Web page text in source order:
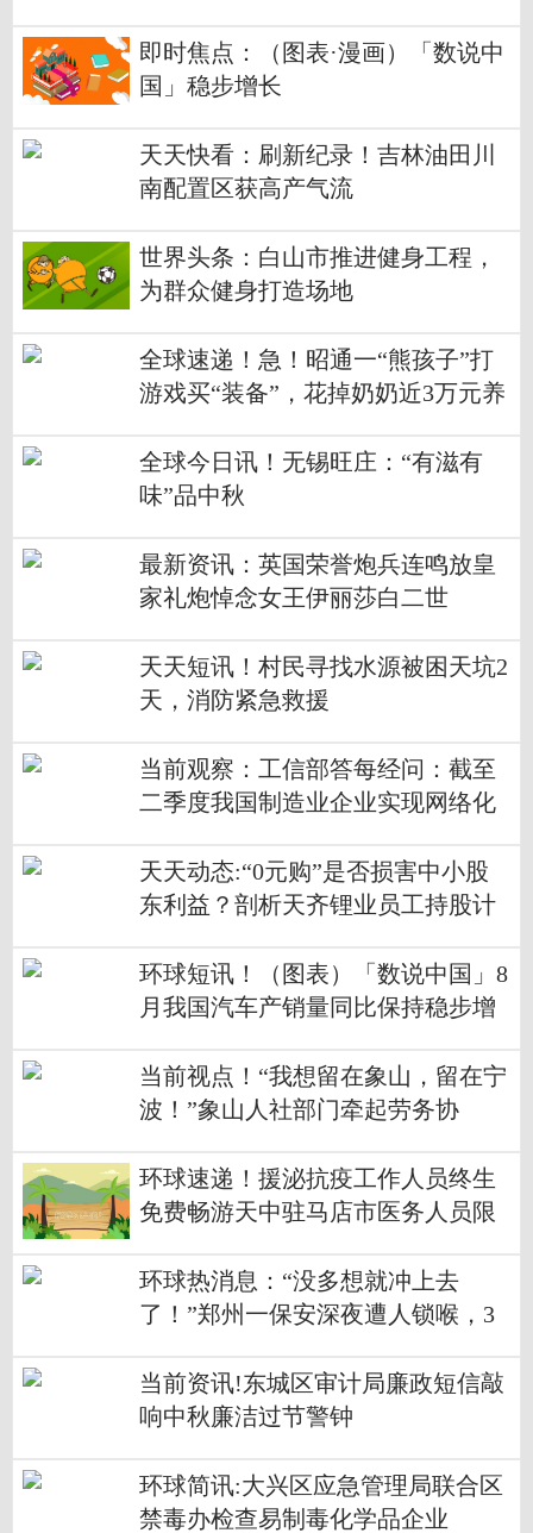
即时焦点：（图表·漫画）「数说中
国」稳步增长
天天快看：刷新纪录！吉林油田川
南配置区获高产气流
世界头条：白山市推进健身工程，
为群众健身打造场地
全球速递！急！昭通一“熊孩子”打
游戏买“装备”，花掉奶奶近3万元养
全球今日讯！无锡旺庄：“有滋有
味”品中秋
最新资讯：英国荣誉炮兵连鸣放皇
家礼炮悼念女王伊丽莎白二世
天天短讯！村民寻找水源被困天坑2
天，消防紧急救援
当前观察：工信部答每经问：截至
二季度我国制造业企业实现网络化
天天动态:“0元购”是否损害中小股
东利益？剖析天齐锂业员工持股计
环球短讯！（图表）「数说中国」8
月我国汽车产销量同比保持稳步增
当前视点！“我想留在象山，留在宁
波！”象山人社部门牵起劳务协
环球速递！援泌抗疫工作人员终生
免费畅游天中驻马店市医务人员限
环球热消息：“没多想就冲上去
了！”郑州一保安深夜遭人锁喉，3
当前资讯!东城区审计局廉政短信敲
响中秋廉洁过节警钟
环球简讯:大兴区应急管理局联合区
禁毒办检查易制毒化学品企业